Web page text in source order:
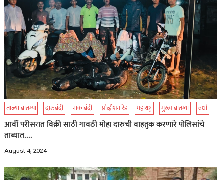
ताज्या बातम्या दारुबंदी नाकाबंदी प्रोव्हीशन रेड महाराष्ट्र मुख्य बातम्या वर्धा
आर्वी परीसरात विक्री साठी गावठी मोहा दारुची वाहतुक करणारे पोलिसांचे
ताब्यात….
August 4, 2024